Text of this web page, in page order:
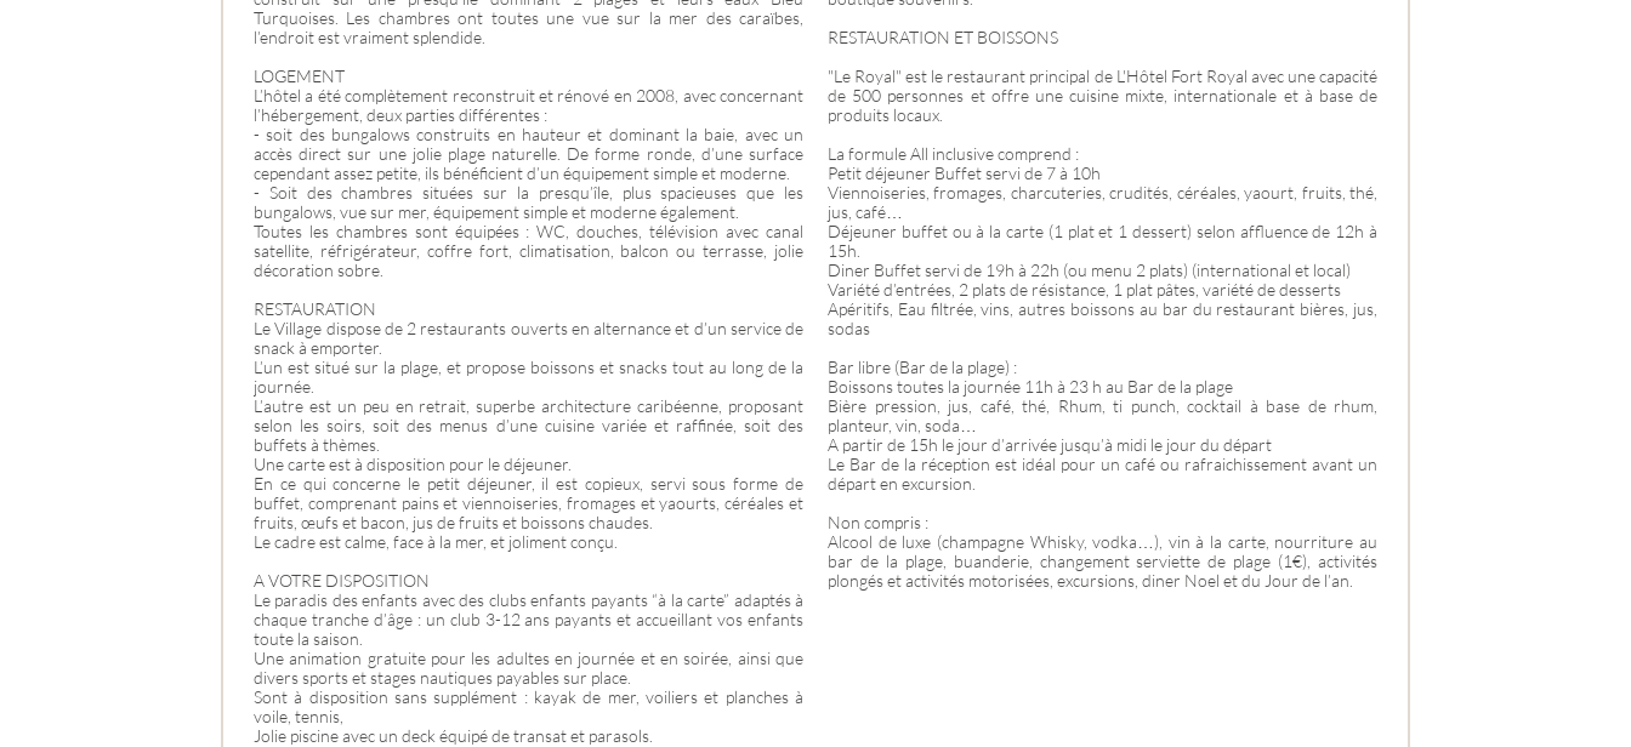
Turquoises. Les chambres ont toutes une vue sur la mer des caraïbes,
l’endroit est vraiment splendide.
LOGEMENT
L’hôtel a été complètement reconstruit et rénové en 2008, avec concernant
l’hébergement, deux parties différentes :
- soit des bungalows construits en hauteur et dominant la baie, avec un
accès direct sur une jolie plage naturelle. De forme ronde, d’une surface
cependant assez petite, ils bénéficient d’un équipement simple et moderne.
- Soit des chambres situées sur la presqu’île, plus spacieuses que les
bungalows, vue sur mer, équipement simple et moderne également.
Toutes les chambres sont équipées : WC, douches, télévision avec canal
satellite, réfrigérateur, coffre fort, climatisation, balcon ou terrasse, jolie
décoration sobre.
RESTAURATION
Le Village dispose de 2 restaurants ouverts en alternance et d’un service de
snack à emporter.
L’un est situé sur la plage, et propose boissons et snacks tout au long de la
journée.
L’autre est un peu en retrait, superbe architecture caribéenne, proposant
selon les soirs, soit des menus d’une cuisine variée et raffinée, soit des
buffets à thèmes.
Une carte est à disposition pour le déjeuner.
En ce qui concerne le petit déjeuner, il est copieux, servi sous forme de
buffet, comprenant pains et viennoiseries, fromages et yaourts, céréales et
fruits, œufs et bacon, jus de fruits et boissons chaudes.
Le cadre est calme, face à la mer, et joliment conçu.
A VOTRE DISPOSITION
Le paradis des enfants avec des clubs enfants payants “à la carte” adaptés à
chaque tranche d’âge : un club 3-12 ans payants et accueillant vos enfants
toute la saison.
Une animation gratuite pour les adultes en journée et en soirée, ainsi que
divers sports et stages nautiques payables sur place.
Sont à disposition sans supplément : kayak de mer, voiliers et planches à
voile, tennis,
Jolie piscine avec un deck équipé de transat et parasols.
RESTAURATION ET BOISSONS
"Le Royal" est le restaurant principal de L'Hôtel Fort Royal avec une capacité
de 500 personnes et offre une cuisine mixte, internationale et à base de
produits locaux.
La formule All inclusive comprend :
Petit déjeuner Buffet servi de 7 à 10h
Viennoiseries, fromages, charcuteries, crudités, céréales, yaourt, fruits, thé,
jus, café…
Déjeuner buffet ou à la carte (1 plat et 1 dessert) selon affluence de 12h à
15h.
Diner Buffet servi de 19h à 22h (ou menu 2 plats) (international et local)
Variété d’entrées, 2 plats de résistance, 1 plat pâtes, variété de desserts
Apéritifs, Eau filtrée, vins, autres boissons au bar du restaurant bières, jus,
sodas
Bar libre (Bar de la plage) :
Boissons toutes la journée 11h à 23 h au Bar de la plage
Bière pression, jus, café, thé, Rhum, ti punch, cocktail à base de rhum,
planteur, vin, soda…
A partir de 15h le jour d’arrivée jusqu’à midi le jour du départ
Le Bar de la réception est idéal pour un café ou rafraichissement avant un
départ en excursion.
Non compris :
Alcool de luxe (champagne Whisky, vodka…), vin à la carte, nourriture au
bar de la plage, buanderie, changement serviette de plage (1€), activités
plongés et activités motorisées, excursions, diner Noel et du Jour de l’an.